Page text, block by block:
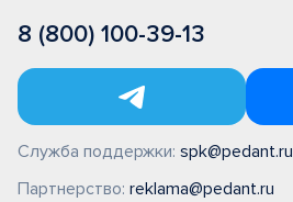
8 (800) 100-39-13
Служба поддержки: spk@pedant.ru
Партнерство: reklama@pedant.ru